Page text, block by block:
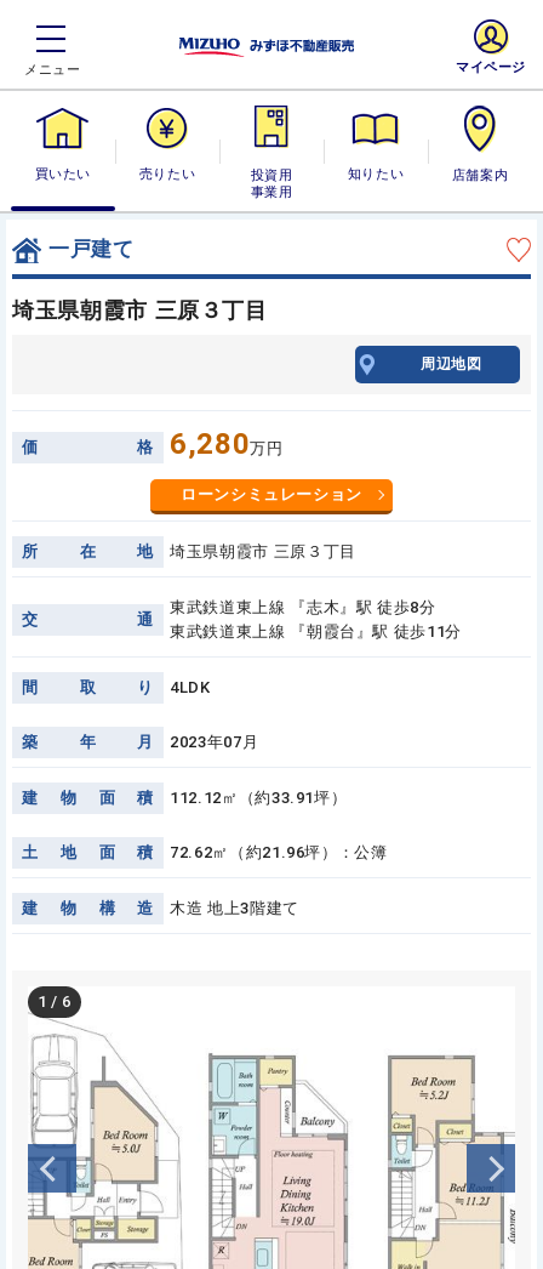
買いたい 売りたい
投資用・事業
用
知りたい 店舗案内
マイページ
一戸建て
埼玉県朝霞市 三原３丁目
周辺地図
価 格 6,280万円
ローンシミュレーション
所 在 地 埼玉県朝霞市 三原３丁目
交 通
東武鉄道東上線 『志木』駅 徒歩8分
東武鉄道東上線 『朝霞台』駅 徒歩11分
間 取 り 4LDK
築 年 月 2023年07月
建 物 面 積 112.12㎡（約33.91坪）
土 地 面 積 72.62㎡（約21.96坪）：公簿
建 物 構 造 木造 地上3階建て
1 / 6